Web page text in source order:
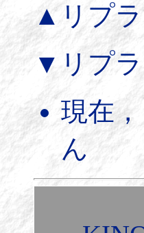
▲リプ
▼リプラ
現在
ん